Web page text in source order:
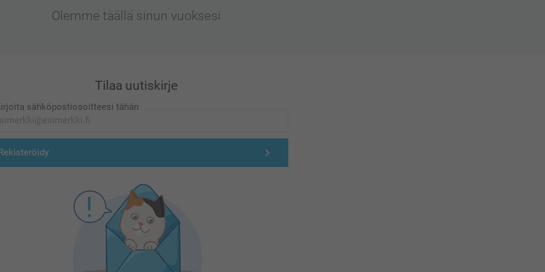
Olemme täällä sinun vuoksesi
Tilaa uutiskirje
sähköpostiosoitteesi tähän